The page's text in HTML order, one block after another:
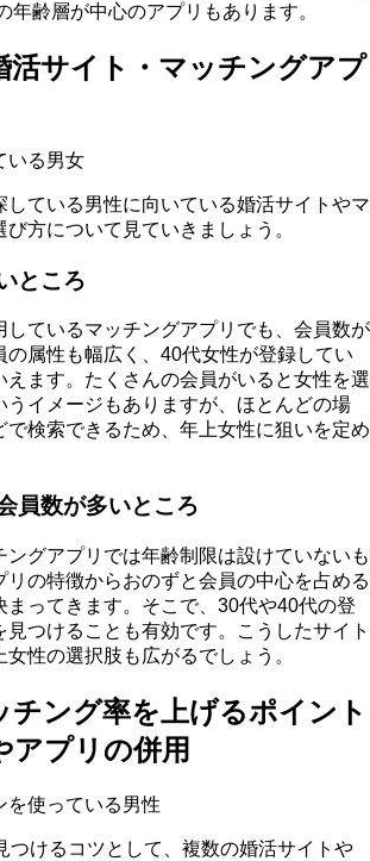
年齢層が中心のアプリもあります。
活サイト・マッチングアプ
している男性に向いている婚活サイトやマ
方について見ていきましょう。
ところ
ているマッチングアプリでも、 会員数が
の属性も幅広く、40代女性が登録してい
えます。たくさんの会員がいると女性を選
うイメージもありますが、ほとんどの場
で検索できるため、年上女性に狙いを定め
員数が多いところ
ングアプリでは年齢制限は設けていないも
リの特徴からおのずと会員の中心を占める
ってきます。 そこで、30代や40代の登
つけることも有効です。こうしたサイト
性の選択肢も広がるでしょう。
チング率を上げるポイント
アプリの併用
けるコツとして、 複数の婚活サイトや